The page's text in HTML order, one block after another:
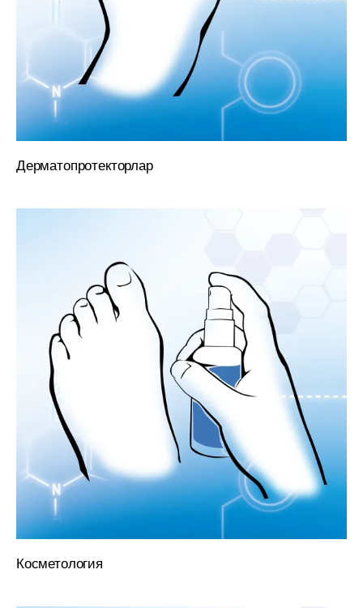
Дерматопротекторлар
Косметология